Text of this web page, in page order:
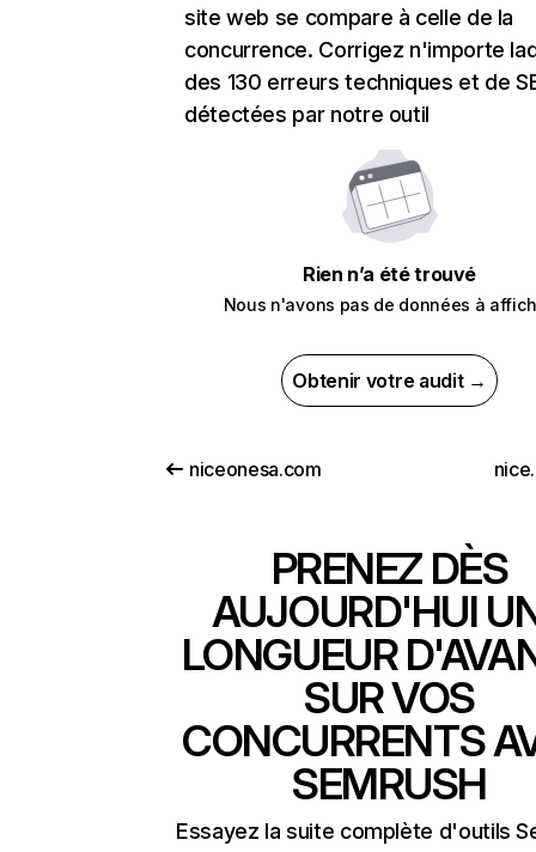
site web se compare à celle de la
concurrence. Corrigez n'importe
des 130 erreurs techniques et de
détectées par notre outil
Rien n’a été trouvé
Nous n'avons pas de données à
Obtenir votre audit →
niceonesa.com
PRENEZ DÈS
AUJOURD'HUI
LONGUEUR
SUR VOS
CONCURRENTS
SEMRUSH
Essayez la suite complète d'outils